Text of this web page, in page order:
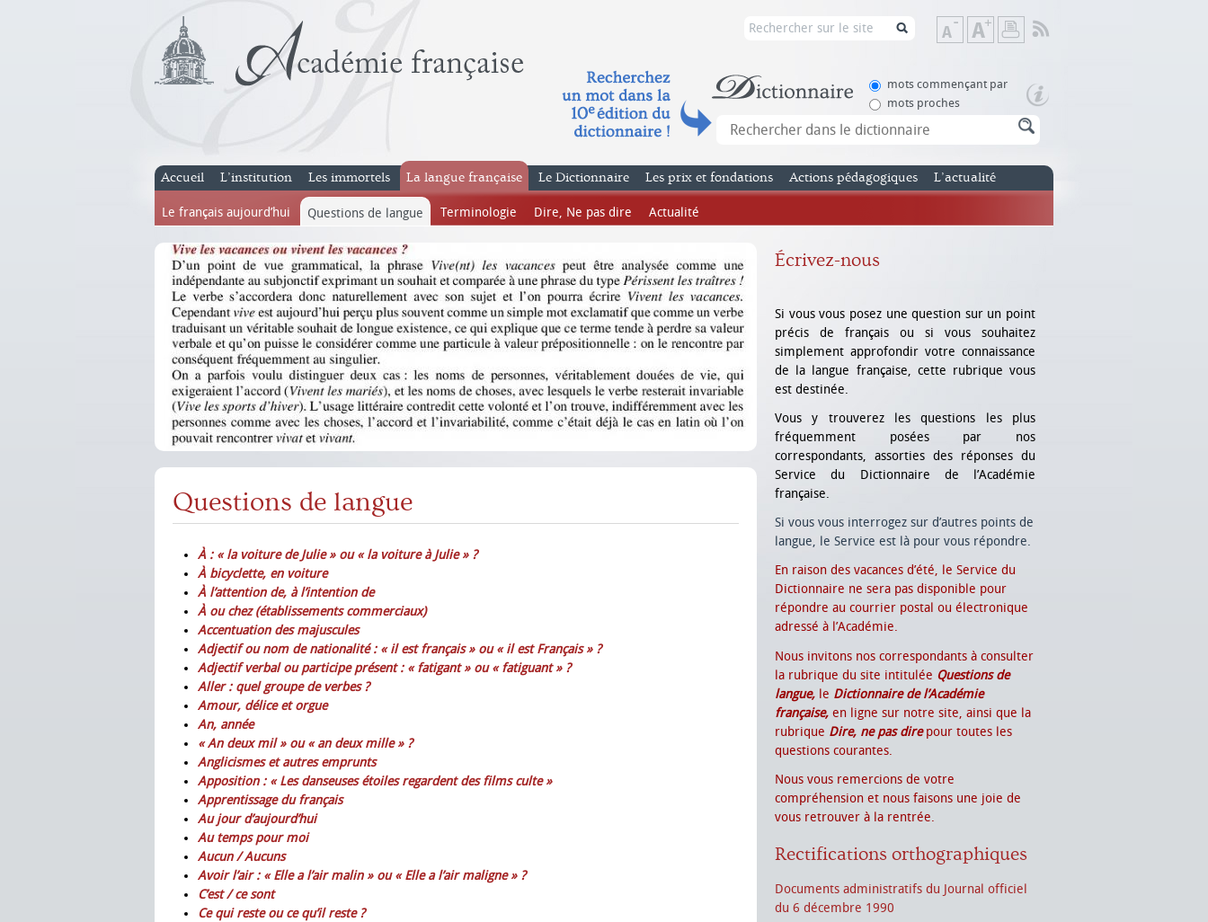
Diminuer
la
de
Augmenter
la
de
mots commençant par
mots proches
Accueil L’institution Les immortels La langue française
Le français aujourd’hui Questions de langue Terminologie Dire, Ne pas dire Actualité
Le Dictionnaire Les prix et fondations Actions pédagogiques L’actualité
Questions de langue
À : « la voiture de Julie » ou « la voiture à Julie » ?
À bicyclette, en voiture
À l’attention de, à l’intention de
À ou chez (établissements commerciaux)
Accentuation des majuscules
Adjectif ou nom de nationalité : « il est français » ou « il est Français » ?
Adjectif verbal ou participe présent : « fatigant » ou « fatiguant » ?
Aller : quel groupe de verbes ?
Amour, délice et orgue
An, année
« An deux mil » ou « an deux mille » ?
Anglicismes et autres emprunts
Apposition : « Les danseuses étoiles regardent des films culte »
Apprentissage du français
Au jour d’aujourd’hui
Au temps pour moi
Aucun / Aucuns
Avoir l’air : « Elle a l’air malin » ou « Elle a l’air maligne » ?
C’est / ce sont
Ce qui reste ou ce qu’il reste ?
Écrivez-nous
Si vous vous posez une question sur un point
précis de français ou si vous souhaitez
simplement approfondir votre connaissance
de la langue française, cette rubrique vous
est destinée.
Vous y trouverez les questions les plus
fréquemment posées par nos
correspondants, assorties des réponses du
Service du Dictionnaire de l’Académie
française.
Si vous vous interrogez sur d’autres points de
langue, le Service est là pour vous répondre.
En raison des vacances d’été, le Service du
Dictionnaire ne sera pas disponible pour
répondre au courrier postal ou électronique
adressé à l’Académie.
Nous invitons nos correspondants à consulter
la rubrique du site intitulée Questions de
langue, le Dictionnaire de l’Académie
française, en ligne sur notre site, ainsi que la
rubrique Dire, ne pas direpour toutes les
questions courantes.
Nous vous remercions de votre
compréhension et nous faisons une joie de
vous retrouver à la rentrée.
Rectifications orthographiques
Documents administratifs du Journal officiel
du 6 décembre 1990